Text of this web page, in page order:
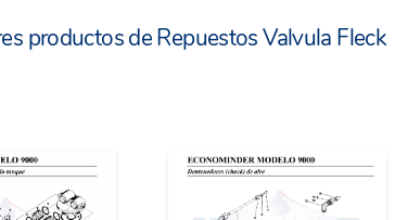
productos de Repuestos Valvula Fleck